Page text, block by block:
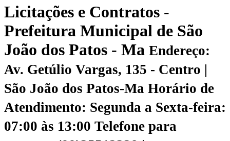
Licitações e Contratos -
Prefeitura Municipal de São
João dos Patos - Ma Endereço:
Av. Getúlio Vargas, 135 - Centro |
São João dos Patos-Ma Horário de
Atendimento: Segunda a Sexta-feira:
07:00 às 13:00 Telefone para